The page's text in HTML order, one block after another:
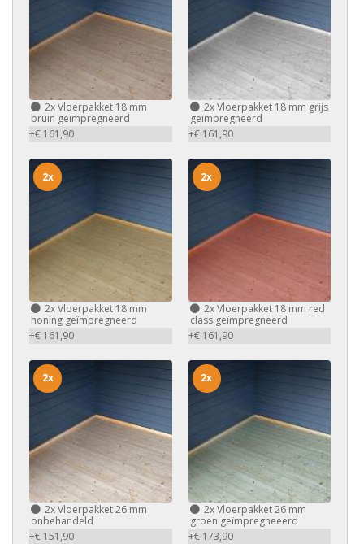
2xVloerpakket 18 mm
bruin geïmpregneerd
+€ 161,90
2xVloerpakket 18 mm grijs
geïmpregneerd
+€ 161,90
2xVloerpakket 18 mm
honing geïmpregneerd
+€ 161,90
2x
2xVloerpakket 18 mm red
class geïmpregneerd
+€ 161,90
2x
2xVloerpakket 26 mm
onbehandeld
+€ 151,90
2x
2xVloerpakket 26 mm
groen geïmpregneeerd
+€ 173,90
2x